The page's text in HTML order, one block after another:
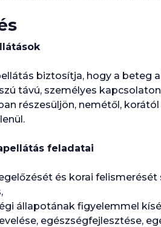
biztosítja, hogy a beteg
távú, személyes
részesüljön, nemétől,
feladatai
és korai
állapotának figyelemmel
egészségfejlesztése,